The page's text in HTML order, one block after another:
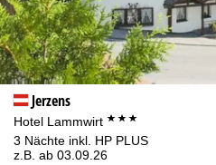
Jerzens
Hotel Lammwirt ***
3 Nächte inkl. HP PLUS
z.B. ab 03.09.26